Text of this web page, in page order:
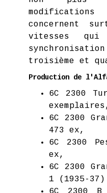
concernent
vitesses
troisième et
Production de
6C 2300
6C 2300
473 ex,
6C 2300
ex,
6C 2300
1 (1935-